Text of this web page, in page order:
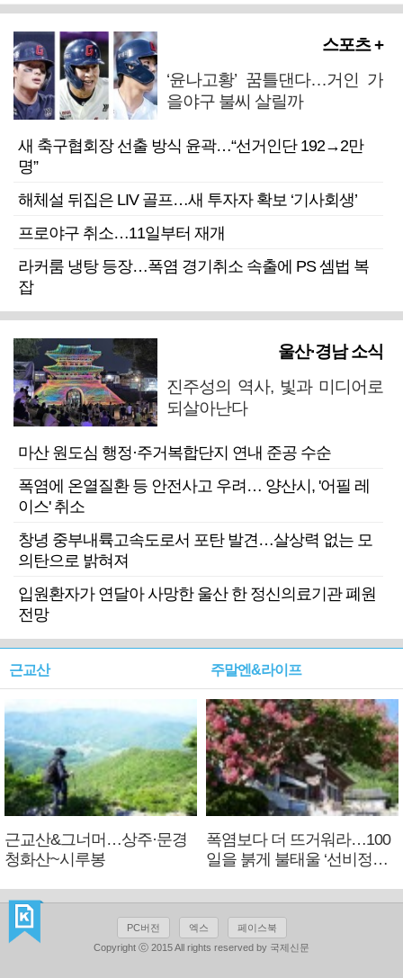
스포츠 +
‘윤나고황’ 꿈틀댄다…거인 가
을야구 불씨 살릴까
새 축구협회장 선출 방식 윤곽…“선거인단 192→2만
명”
해체설 뒤집은 LIV 골프…새 투자자 확보 ‘기사회생’
프로야구 취소…11일부터 재개
라커룸 냉탕 등장…폭염 경기취소 속출에 PS 셈법 복
잡
울산·경남 소식
진주성의 역사, 빛과 미디어로
되살아난다
마산 원도심 행정·주거복합단지 연내 준공 수순
폭염에 온열질환 등 안전사고 우려… 양산시, '어필 레
이스' 취소
창녕 중부내륙고속도로서 포탄 발견…살상력 없는 모
의탄으로 밝혀져
입원환자가 연달아 사망한 울산 한 정신의료기관 폐원
전망
근교산
근교산&그너머…상주·문경
청화산~시루봉
주말엔&라이프
폭염보다 더 뜨거워라…100
일을 붉게 불태울 ‘선비정신’
PC버전 엑스
페이스북
Copyright ⓒ 2015 All rights reserved by 국제신문